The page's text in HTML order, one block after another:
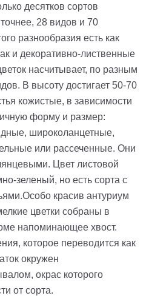
десятков сортов
28 видов и 70
разнообразия есть как
и декоративно-лиственные
насчитывает, по разным
В высоту достигает 50-70
кожистые, в зависимости
форму и размер:
широколанцетные,
или рассеченные. Они
Цвет листовой
зеленый, но есть сорта с
Особо красив антуриум
цветки собраны в
напоминающее хвост.
которое переводится как
окружен
окрас которого
от сорта.